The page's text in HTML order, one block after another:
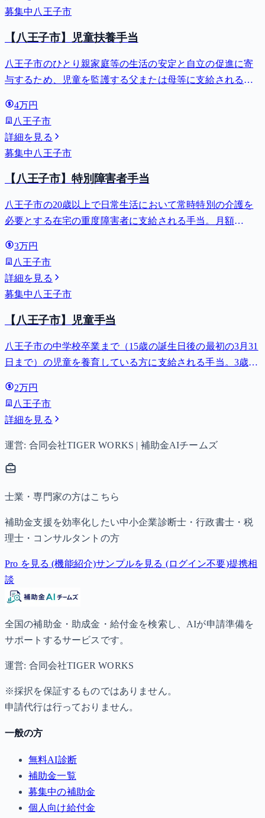
募集中 八王子市
【八王子市】児童扶養手当
八王子市のひとり親家庭等の生活の安定と自立の促進に寄
与するため、児童を監護する父または母等に支給される手
4万円
八王子市
詳細を見る
募集中 八王子市
【八王子市】特別障害者手当
八王子市の20歳以上で日常生活において常時特別の介護を
必要とする在宅の重度障害者に支給される手当。月額
3万円
八王子市
詳細を見る
募集中 八王子市
【八王子市】児童手当
八王子市の中学校卒業まで（15歳の誕生日後の最初の3月31
日まで）の児童を養育している方に支給される手当。3歳未
（第3子以降は15,000円）、中学生は月額10,000円。
2万円
八王子市
詳細を見る
運営: 合同会社TIGER WORKS | 補助金AIチームズ
士業・専門家の方はこちら
補助金支援を効率化したい中小企業診断士・行政書士・税
理士・コンサルタントの方
Pro を見る (機能紹介)サンプルを見る (ログイン不要)提携相
談
全国の補助金・助成金・給付金を検索し、AIが申請準備を
サポートするサービスです。
運営: 合同会社TIGER WORKS
※採択を保証するものではありません。
申請代行は行っておりません。
一般の方
無料AI診断
補助金一覧
募集中の補助金
個人向け給付金